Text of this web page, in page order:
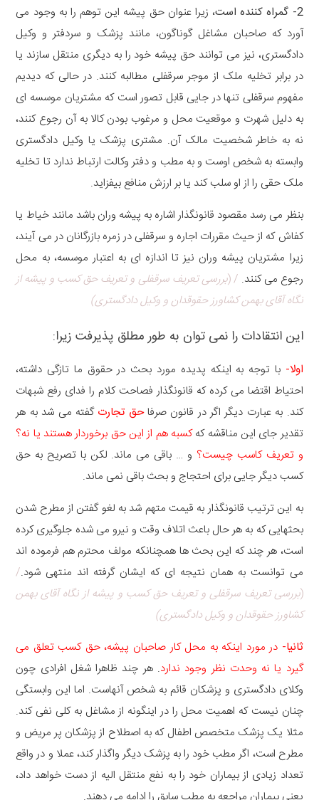
2- گمراه کننده است
، زیرا عنوان حق پیشه این توهم را به وجود می
آورد که صاحبان مشاغل گوناگون، مانند پزشک و سردفتر و وکیل
دادگستری، نیز می توانند حق پیشه خود را به دیگری منتقل سازند یا
در برابر تخلیه ملک از موجر سرقفلی مطالبه کنند. در حالی که دیدیم
مفهوم سرقفلی تنها در جایی قابل تصور است که مشتریان موسسه ای
به دلیل شهرت و موقعیت محل و مرغوب بودن کالا به آن رجوع کنند،
نه به خاطر شخصیت مالک آن. مشتری پزشک یا وکیل دادگستری
وابسته به شخص اوست و به مطب و دفتر وکالت ارتباط ندارد تا تخلیه
ملک حقی را از او سلب کند یا بر ارزش منافع بیفزاید.
بنظر می رسد مقصود قانونگذار اشاره به پیشه وران باشد مانند خیاط یا
کفاش که از حیث مقررات اجاره و سرقفلی در زمره بازرگانان در می آیند،
زیرا مشتریان پیشه وران نیز تا اندازه ای به اعتبار موسسه، به محل
رجوع می کنند. / (بررسی تعریف سرقفلی و تعریف حق کسب و پیشه از
نگاه آقای بهمن کشاورز حقوقدان و وکیل دادگستری)
این انتقادات را نمی توان به طور مطلق پذیرفت زیرا:
اولا- با توجه به اینکه پدیده مورد بحث در حقوق ما تازگی داشته،
احتیاط اقتضا می کرده که قانونگذار فصاحت کلام را فدای رفع شبهات
کند. به عبارت دیگر اگر در قانون صرفاحق تجارت گفته می شد به هر
تقدیر جای این مناقشه کهکسبه هم از این حق برخوردار هستند یا نه؟
و تعریف کاسب چیست؟ و … باقی می ماند. لکن با تصریح به حق
کسب دیگر جایی برای احتجاج و بحث باقی نمی ماند.
به این ترتیب قانونگذار به قیمت متهم شد به لغو گفتن از مطرح شدن
بحثهایی که به هر حال باعث اتلاف وقت و نیرو می شده جلوگیری کرده
است، هر چند که این بحث ها همچنانکه مولف محترم هم فرموده اند
می توانست به همان نتیجه ای که ایشان گرفته اند منتهی شود./
(بررسی تعریف سرقفلی و تعریف حق کسب و پیشه از نگاه آقای بهمن
کشاورز حقوقدان و وکیل دادگستری)
ثانیا- در مورد اینکه به محل کار صاحبان پیشه، حق کسب تعلق می
گیرد یا نه وحدت نظر وجود ندارد. هر چند ظاهرا شغل افرادی چون
وکلای دادگستری و پزشکان قائم به شخص آنهاست. اما این وابستگی
چنان نیست که اهمیت محل را در اینگونه از مشاغل به کلی نفی کند.
مثلا یک پزشک متخصص اطفال که به اصطلاح از پزشکان پر مریض و
مطرح است، اگر مطب خود را به پزشک دیگر واگذار کند، عملا و در واقع
تعداد زیادی از بیماران خود را به نفع منتقل الیه از دست خواهد داد،